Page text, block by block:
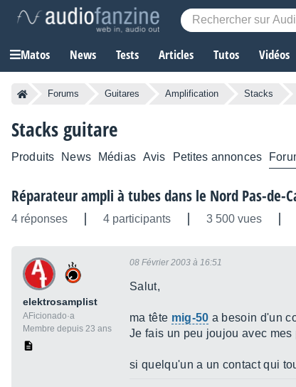
Matos News Tests Articles Tutos Vidéos
Forums Guitares Amplification Stacks
Stacks guitare
Produits News Médias Avis Petites annonces
Réparateur ampli à tubes dans le Nord Pas-de-
4 réponses 4 participants 3 500 vues
elektrosamplist
AFicionado·a
Membre depuis 23 ans
08 Février 2003 à 16:51
Salut,
ma tête mig-50 a besoin d'un
Je fais un peu joujou avec
si quelqu'un a un contact qui